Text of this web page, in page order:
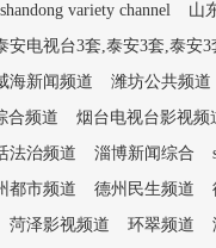
variety channel
山
安电视台3套,泰安3套,泰安3
海新闻频道
潍坊公共频道
合频道
烟台电视台影视频
法治频道 淄博新闻综合
都市频道 德州民生频道
菏泽影视频道 环翠频道